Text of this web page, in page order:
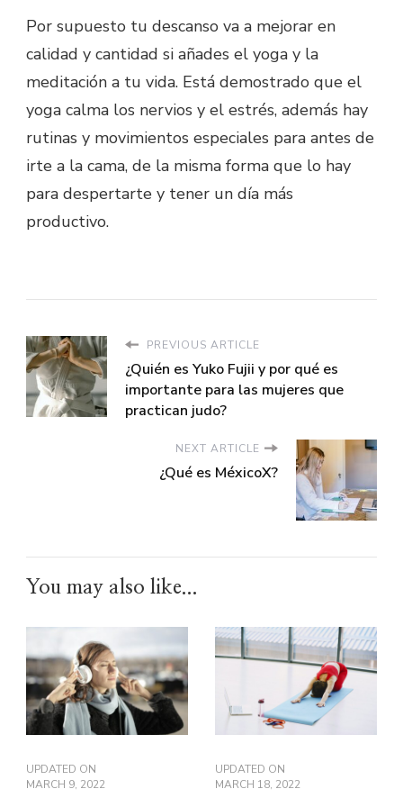
Por supuesto tu descanso va a mejorar en
calidad y cantidad si añades el yoga y la
meditación a tu vida. Está demostrado que el
yoga calma los nervios y el estrés, además hay
rutinas y movimientos especiales para antes de
irte a la cama, de la misma forma que lo hay
para despertarte y tener un día más
productivo.
PREVIOUS ARTICLE
¿Quién es Yuko Fujii y por qué es
importante para las mujeres que
practican judo?
NEXT ARTICLE
¿Qué es MéxicoX?
You may also like...
UPDATED ON
MARCH 9, 2022
UPDATED ON
MARCH 18, 2022